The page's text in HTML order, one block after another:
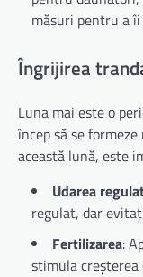
măsuri pentru a
Îngrijirea
Luna mai este o
încep să se
această lună, este
Udarea
regulat, dar
Fertilizarea:
stimula